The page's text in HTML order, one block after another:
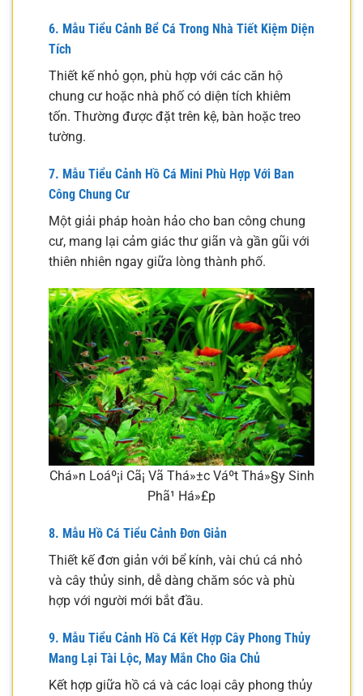
6. Mẫu Tiểu Cảnh Bể Cá Trong Nhà Tiết Kiệm Diện
Tích
Thiết kế nhỏ gọn, phù hợp với các căn hộ
chung cư hoặc nhà phố có diện tích khiêm
tốn. Thường được đặt trên kệ, bàn hoặc treo
tường.
7. Mẫu Tiểu Cảnh Hồ Cá Mini Phù Hợp Với Ban
Công Chung Cư
Một giải pháp hoàn hảo cho ban công chung
cư, mang lại cảm giác thư giãn và gần gũi với
thiên nhiên ngay giữa lòng thành phố.
Chá»n Loáº¡i Cã¡ Vã Thá»±c Váº­t Thá»§y Sinh
Phã¹ Há»£p
8. Mẫu Hồ Cá Tiểu Cảnh Đơn Giản
Thiết kế đơn giản với bể kính, vài chú cá nhỏ
và cây thủy sinh, dễ dàng chăm sóc và phù
hợp với người mới bắt đầu.
9. Mẫu Tiểu Cảnh Hồ Cá Kết Hợp Cây Phong Thủy
Mang Lại Tài Lộc, May Mắn Cho Gia Chủ
Kết hợp giữa hồ cá và các loại cây phong thủy